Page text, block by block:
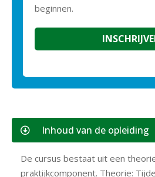
beginnen.
Inhoud van de opleiding
De cursus bestaat uit een
praktijkcomponent. Theorie: